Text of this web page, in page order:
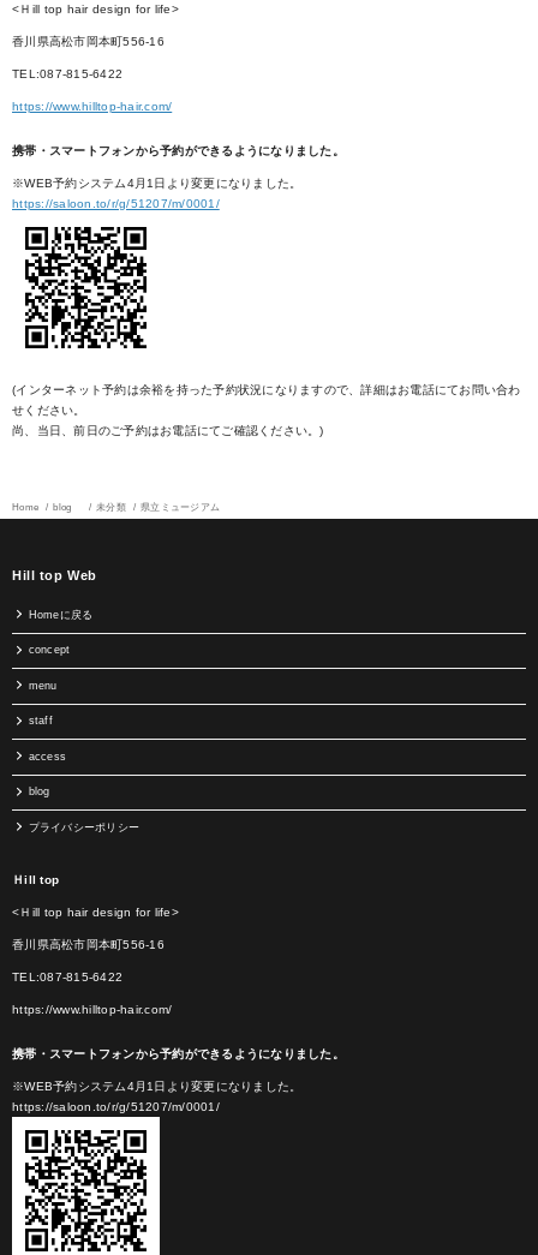
<Ｈill top hair design for life>
香川県高松市岡本町556-16
TEL:087-815-6422
https://www.hilltop-hair.com/
携帯・スマートフォンから予約ができるようになりました。
※WEB予約システム4月1日より変更になりました。
https://saloon.to/r/g/51207/m/0001/
(インターネット予約は余裕を持った予約状況になりますので、詳細はお電話にてお問い合わ
せください。
尚、当日、前日のご予約はお電話にてご確認ください。)
Home blog 未分類 県立ミュージアム
Hill top Web
Homeに戻る
concept
menu
staff
access
blog
プライバシーポリシー
Ｈill top
<Ｈill top hair design for life>
香川県高松市岡本町556-16
TEL:087-815-6422
https://www.hilltop-hair.com/
携帯・スマートフォンから予約ができるようになりました。
※WEB予約システム4月1日より変更になりました。
https://saloon.to/r/g/51207/m/0001/